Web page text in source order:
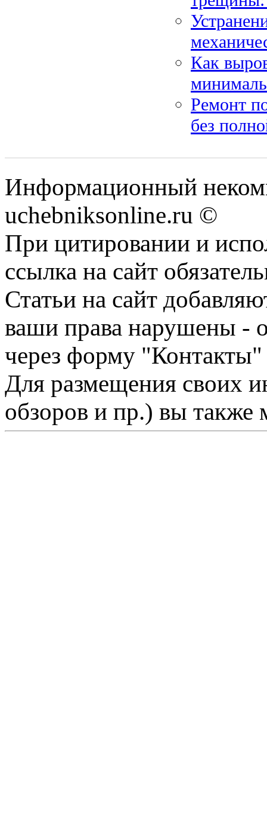
Как
Ремонт
без
Информационный
uchebniksonline.ru ©
При цитировании и
ссылка на сайт
Статьи на сайт
ваши права нарушены -
через форму "Контакты"
Для размещения своих
обзоров и пр.) вы также